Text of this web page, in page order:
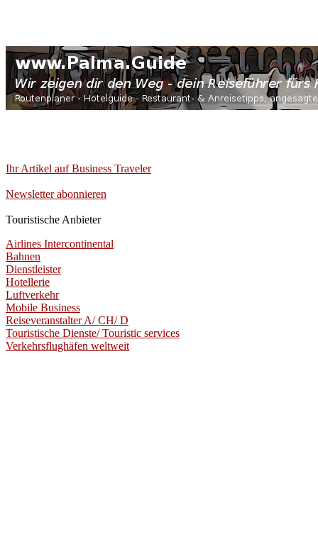
Ihr Artikel auf Business Traveler
Newsletter abonnieren
Touristische Anbieter
Airlines Intercontinental
Bahnen
Dienstleister
Hotellerie
Luftverkehr
Mobile Business
Reiseveranstalter A/ CH/ D
Touristische Dienste/ Touristic services
Verkehrsflughäfen weltweit